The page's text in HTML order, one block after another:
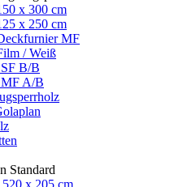
x 300 cm
x 250 cm
MF
/ Weiß
B/B
A/B
Standard